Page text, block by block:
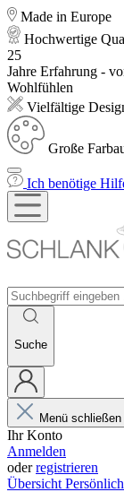
Made in Europe
Hochwertige
25
Jahre Erfahrung -
Wohlfühlen
Vielfältige
Große
Ich benötige
Suche
Menü schließen
Ihr Konto
Anmelden
oderregistrieren
Übersicht